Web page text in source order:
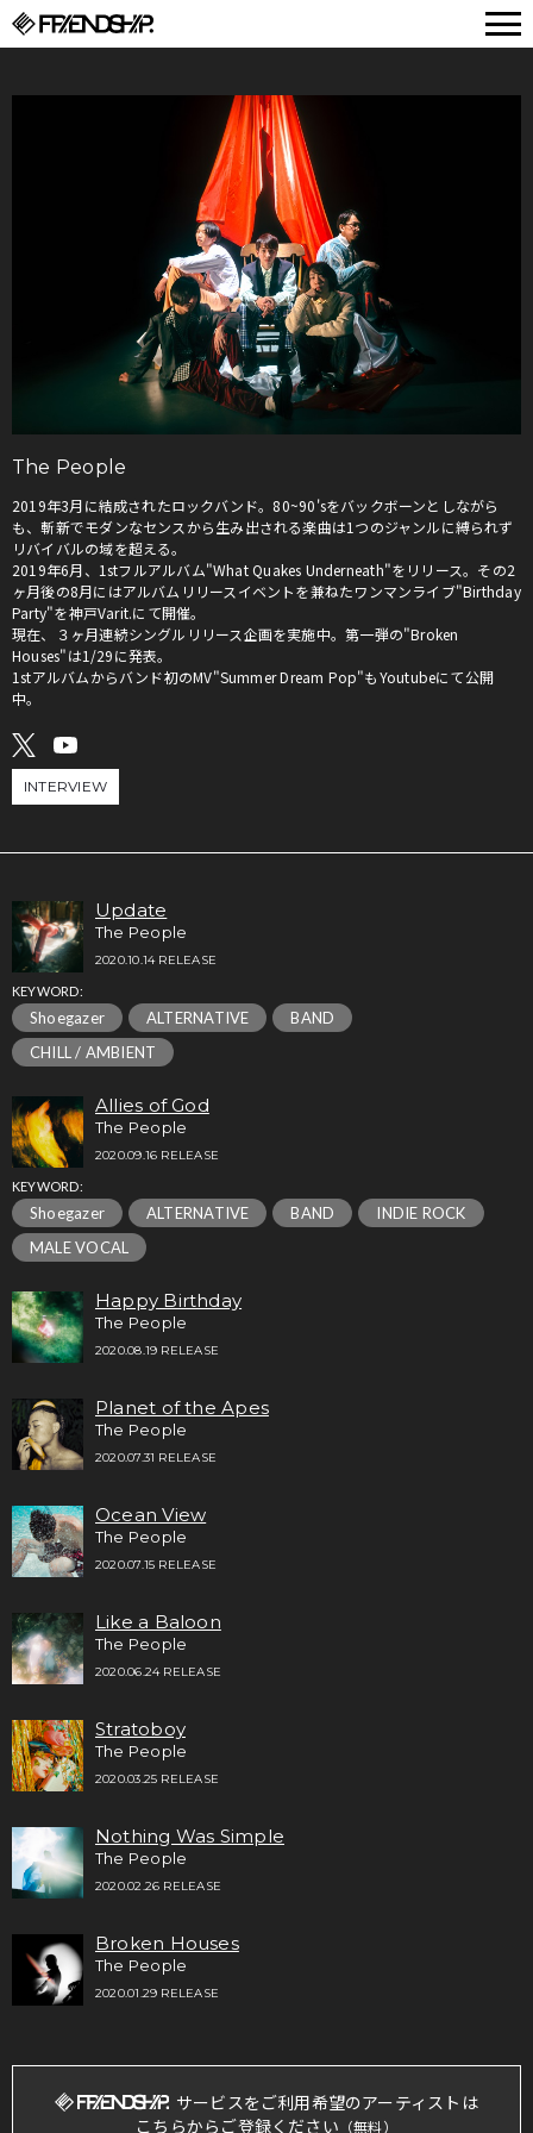
The People
2019年3月に結成されたロックバンド。80~90'sをバックボーンとしながら
も、斬新でモダンなセンスから生み出される楽曲は1つのジャンルに縛られず
リバイバルの域を超える。
2019年6月、1stフルアルバム"What Quakes Underneath"をリリース。その2
ヶ月後の8月にはアルバムリリースイベントを兼ねたワンマンライブ"Birthday
Party"を神戸Varit.にて開催。
現在、３ヶ月連続シングルリリース企画を実施中。第一弾の"Broken
Houses"は1/29に発表。
1stアルバムからバンド初のMV"Summer Dream Pop"もYoutubeにて公開
中。
INTERVIEW
Update
The People
2020.10.14 RELEASE
KEYWORD:
Shoegazer ALTERNATIVE
BAND
CHILL / AMBIENT
Allies of God
The People
2020.09.16 RELEASE
KEYWORD:
Shoegazer ALTERNATIVE BAND
INDIE ROCK
MALE VOCAL
Happy Birthday
The People
2020.08.19 RELEASE
Planet of the Apes
The People
2020.07.31 RELEASE
Ocean View
The People
2020.07.15 RELEASE
Like a Baloon
The People
2020.06.24 RELEASE
Stratoboy
The People
2020.03.25 RELEASE
Nothing Was Simple
The People
2020.02.26 RELEASE
Broken Houses
The People
2020.01.29 RELEASE
サービスをご利用希望のアーティストは
こちらからご登録ください （無料）